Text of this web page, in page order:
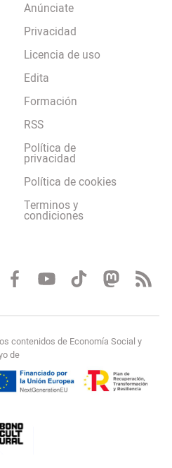
Anúnciate
Privacidad
Licencia de uso
Edita
Formación
RSS
Política de
privacidad
Política de cookies
Terminos y
condiciones
contenidos de Economía Social y
de